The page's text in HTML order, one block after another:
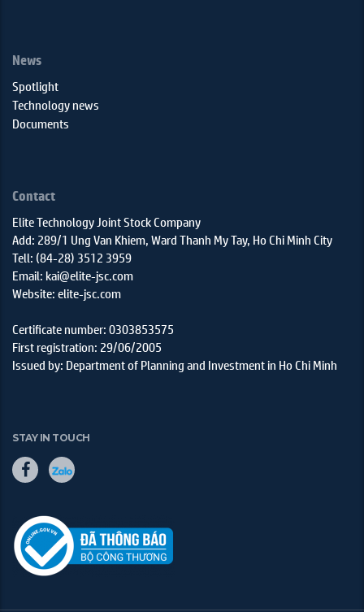
News
Spotlight
Technology news
Documents
Contact
Elite Technology Joint Stock Company
Add: 289/1 Ung Van Khiem, Ward Thanh My Tay, Ho Chi Minh City
Tell: (84-28) 3512 3959
Email: kai@elite-jsc.com
Website: elite-jsc.com
Certificate number: 0303853575
First registration: 29/06/2005
Issued by: Department of Planning and Investment in Ho Chi Minh
STAY IN TOUCH